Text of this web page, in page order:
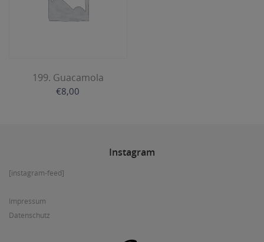
199. Guacamola
€8,00
Instagram
[instagram-feed]
Impressum
Datenschutz